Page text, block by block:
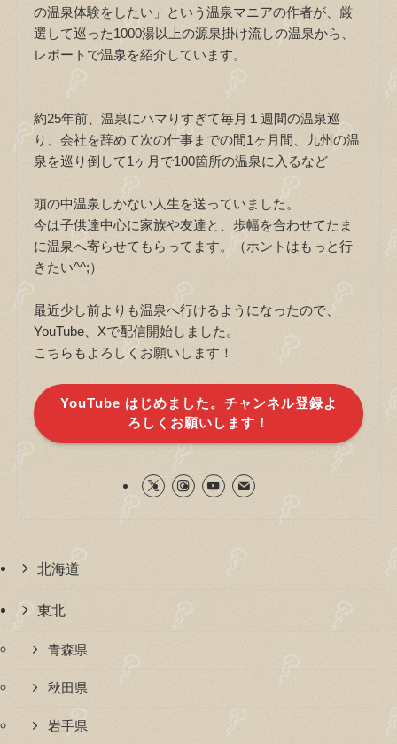
の温泉体験をしたい」という温泉マニアの作者が、厳
選して巡った1000湯以上の源泉掛け流しの温泉から、
レポートで温泉を紹介しています。
約25年前、温泉にハマりすぎて毎月１週間の温泉巡
り、会社を辞めて次の仕事までの間1ヶ月間、九州の温
泉を巡り倒して1ヶ月で100箇所の温泉に入るなど
頭の中温泉しかない人生を送っていました。
今は子供達中心に家族や友達と、歩幅を合わせてたま
に温泉へ寄らせてもらってます。（ホントはもっと行
きたい^^;）
最近少し前よりも温泉へ行けるようになったので、
YouTube、Xで配信開始しました。
こちらもよろしくお願いします！
YouTube はじめました。チャンネル登録よ
ろしくお願いします！
北海道
東北
青森県
秋田県
岩手県